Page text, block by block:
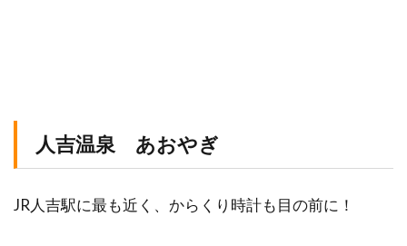
人吉温泉 あおやぎ
JR人吉駅に最も近く、からくり時計も目の前に！